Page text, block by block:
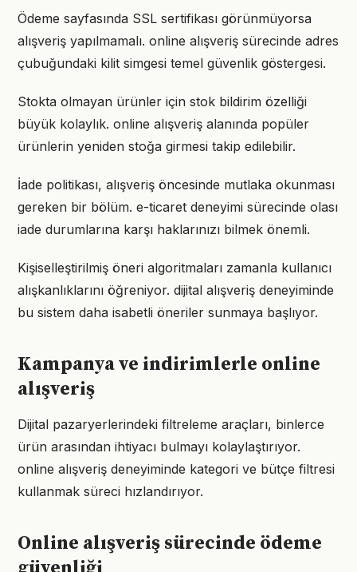
Ödeme sayfasında SSL sertifikası görünmüyorsa
alışveriş yapılmamalı. online alışveriş sürecinde adres
çubuğundaki kilit simgesi temel güvenlik göstergesi.
Stokta olmayan ürünler için stok bildirim özelliği
büyük kolaylık. online alışveriş alanında popüler
ürünlerin yeniden stoğa girmesi takip edilebilir.
İade politikası, alışveriş öncesinde mutlaka okunması
gereken bir bölüm. e-ticaret deneyimi sürecinde olası
iade durumlarına karşı haklarınızı bilmek önemli.
Kişiselleştirilmiş öneri algoritmaları zamanla kullanıcı
alışkanlıklarını öğreniyor. dijital alışveriş deneyiminde
bu sistem daha isabetli öneriler sunmaya başlıyor.
Kampanya ve indirimlerle online
alışveriş
Dijital pazaryerlerindeki filtreleme araçları, binlerce
ürün arasından ihtiyacı bulmayı kolaylaştırıyor.
online alışveriş deneyiminde kategori ve bütçe filtresi
kullanmak süreci hızlandırıyor.
Online alışveriş sürecinde ödeme